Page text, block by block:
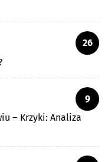
26
9
– Krzyki: Analiza